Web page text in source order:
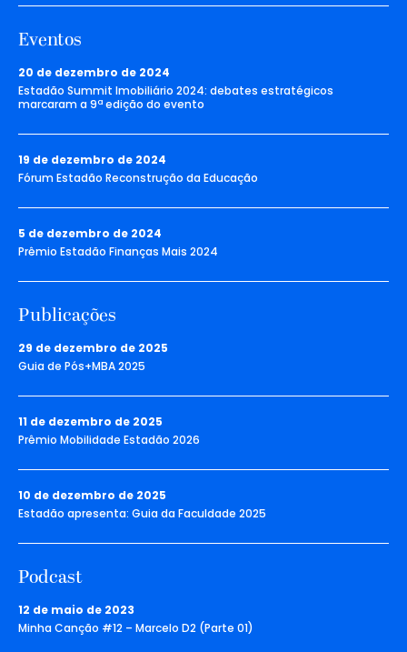
Eventos
20 de dezembro de 2024
Estadão Summit Imobiliário 2024: debates estratégicos
marcaram a 9ª edição do evento
19 de dezembro de 2024
Fórum Estadão Reconstrução da Educação
5 de dezembro de 2024
Prêmio Estadão Finanças Mais 2024
Publicações
29 de dezembro de 2025
Guia de Pós+MBA 2025
11 de dezembro de 2025
Prêmio Mobilidade Estadão 2026
10 de dezembro de 2025
Estadão apresenta: Guia da Faculdade 2025
Podcast
12 de maio de 2023
Minha Canção #12 – Marcelo D2 (Parte 01)